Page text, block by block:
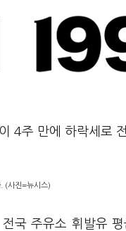
4주 만에 하락세로
(사진=뉴시스)
국 주유소 휘발유 평